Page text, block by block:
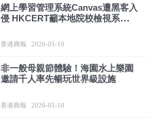
網上學習管理系統Canvas遭黑客入
侵 HKCERT籲本地院校檢視系統安
香港商報 2026-05-10
非一般母親節體驗！海園水上樂園
邀請千人率先暢玩世界級設施
香港商報 2026-05-10